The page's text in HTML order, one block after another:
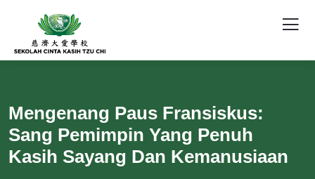
Mengenang Paus Fransiskus:
Sang Pemimpin Yang Penuh
Kasih Sayang Dan Kemanusiaan